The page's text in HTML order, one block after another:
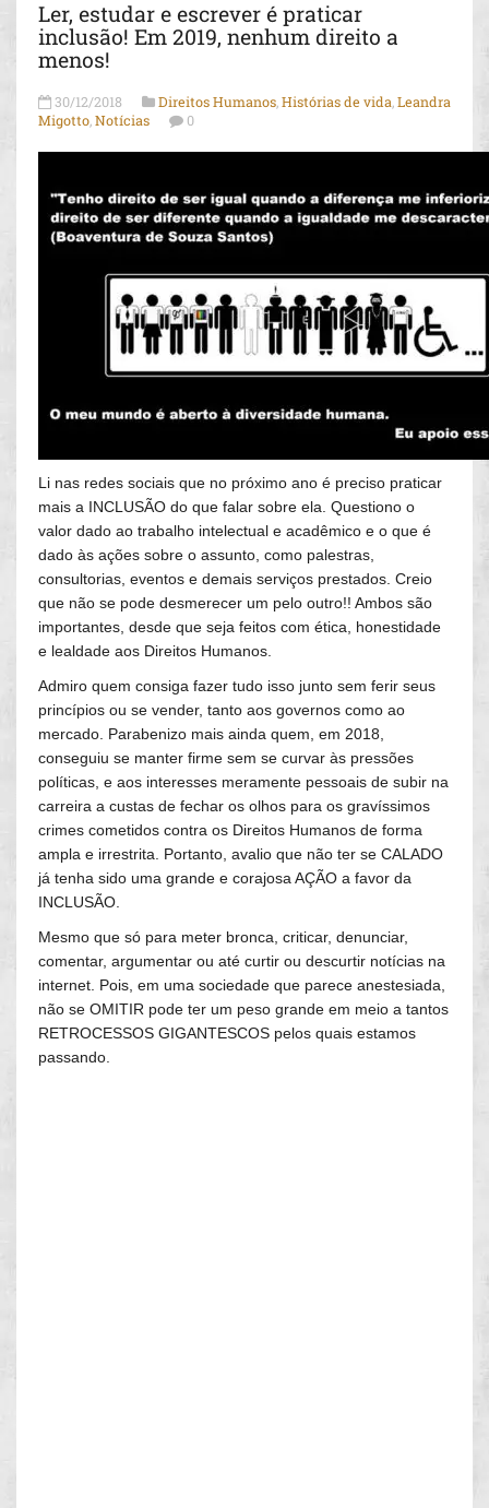
Ler, estudar e escrever é praticar
inclusão! Em 2019, nenhum direito a
menos!
30/12/2018 Direitos Humanos,Histórias de vida,Leandra
Migotto,Notícias 0
Li nas redes sociais que no próximo ano é preciso praticar
mais a INCLUSÃO do que falar sobre ela. Questiono o
valor dado ao trabalho intelectual e acadêmico e o que é
dado às ações sobre o assunto, como palestras,
consultorias, eventos e demais serviços prestados. Creio
que não se pode desmerecer um pelo outro!! Ambos são
importantes, desde que seja feitos com ética, honestidade
e lealdade aos Direitos Humanos.
Admiro quem consiga fazer tudo isso junto sem ferir seus
princípios ou se vender, tanto aos governos como ao
mercado. Parabenizo mais ainda quem, em 2018,
conseguiu se manter firme sem se curvar às pressões
políticas, e aos interesses meramente pessoais de subir na
carreira a custas de fechar os olhos para os gravíssimos
crimes cometidos contra os Direitos Humanos de forma
ampla e irrestrita. Portanto, avalio que não ter se CALADO
já tenha sido uma grande e corajosa AÇÃO a favor da
INCLUSÃO.
Mesmo que só para meter bronca, criticar, denunciar,
comentar, argumentar ou até curtir ou descurtir notícias na
internet. Pois, em uma sociedade que parece anestesiada,
não se OMITIR pode ter um peso grande em meio a tantos
RETROCESSOS GIGANTESCOS pelos quais estamos
passando.